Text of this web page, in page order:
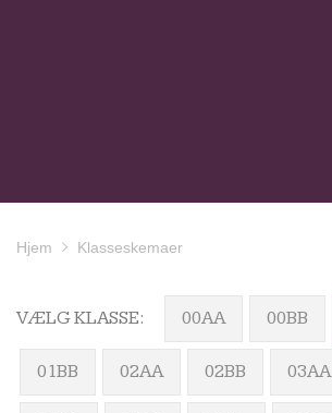
Hjem Klasseskemaer
VÆLG KLASSE: 00AA 00BB
01BB 02AA 02BB 03AA